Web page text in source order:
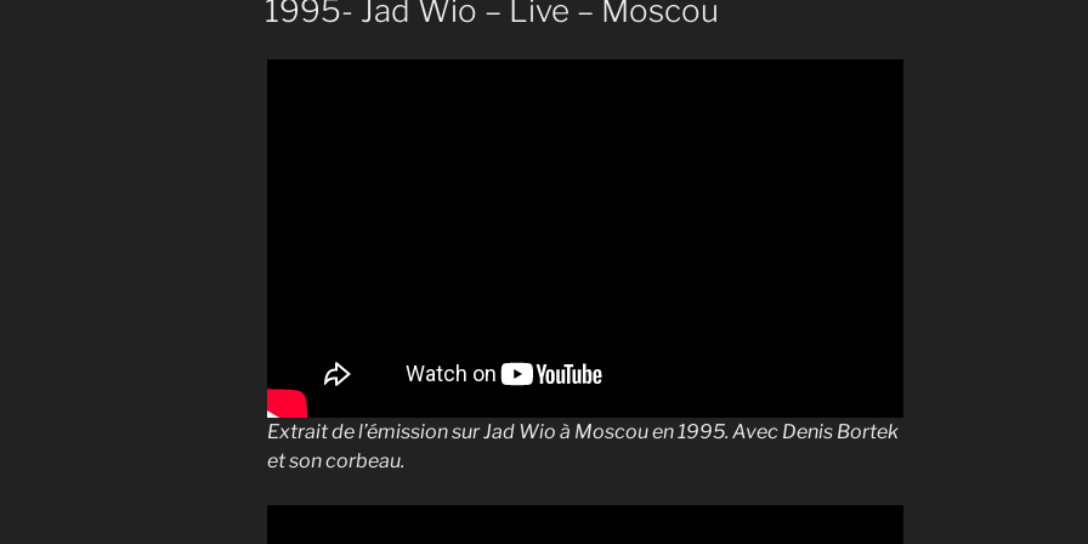
1995- Jad Wio – Live – Moscou
Extrait de l’émission sur Jad Wio à Moscou en 1995. Avec Denis Bortek
et son corbeau.